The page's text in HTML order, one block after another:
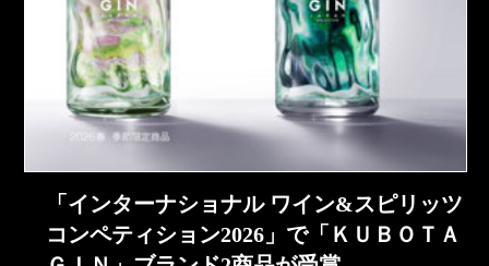
「インターナショナル ワイン&スピリッツ
コンペティション2026」で「ＫＵＢＯＴＡ